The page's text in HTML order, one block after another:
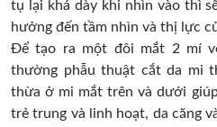
tụ lại khá dày khi nhìn vào thì
hưởng đến tầm nhìn và thị lực
Để tạo ra một đôi mắt 2 mí
thường phẫu thuật cắt da mi
thừa ở mi mắt trên và dưới
trẻ trung và linh hoạt, da căng